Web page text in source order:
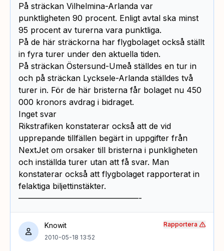
På sträckan Vilhelmina-Arlanda var
punktligheten 90 procent. Enligt avtal ska minst
95 procent av turerna vara punktliga.
På de här sträckorna har flygbolaget också ställt
in fyra turer under den aktuella tiden.
På sträckan Östersund-Umeå ställdes en tur in
och på sträckan Lycksele-Arlanda ställdes två
turer in. För de här bristerna får bolaget nu 450
000 kronors avdrag i bidraget.
Inget svar
Rikstrafiken konstaterar också att de vid
upprepande tillfällen begärt in uppgifter från
NextJet om orsaker till bristerna i punkligheten
och inställda turer utan att få svar. Man
konstaterar också att flygbolaget rapporterat in
felaktiga biljettinstäkter.
———————————————-
Knowit
2010-05-18 13:52
Rapportera